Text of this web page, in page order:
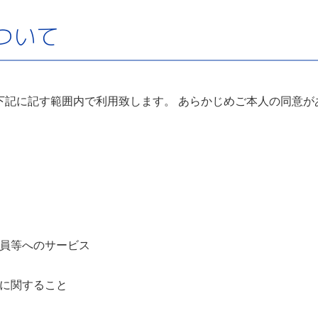
いて
に記す範囲内で利用致します。 あらかじめご本人の同意
等へのサービス
関すること